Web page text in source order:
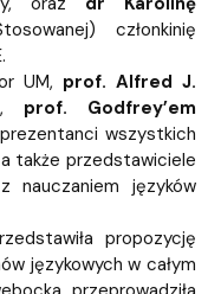
członkinię
UM, prof. Alfred J.
prof. Godfrey’em
wszystkich
także przedstawiciele
nauczaniem języków
propozycję
językowych w całym